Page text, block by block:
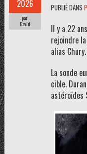
2026
par
David
PUBLIÉ DANS
Il y a 22
rejoindre
alias Chury.
La sonde
cible.
astéroïdes